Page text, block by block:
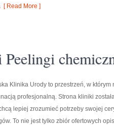
[ Read More ]
Peelingi
Klinika Urody to przestrzeń, w
profesjonalną. Strona kliniki
lepiej zrozumieć potrzeby swojej
To nie jest tylko zbiór ofertowych